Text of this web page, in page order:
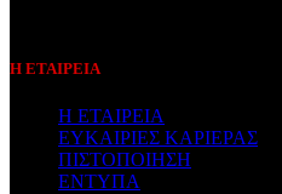
Η ΕΤΑΙΡΕΙΑ
Η ΕΤΑΙΡΕΙΑ
ΕΥΚΑΙΡΙΕΣ ΚΑΡΙΕΡΑΣ
ΠΙΣΤΟΠΟΙΗΣΗ
ΕΝΤΥΠΑ